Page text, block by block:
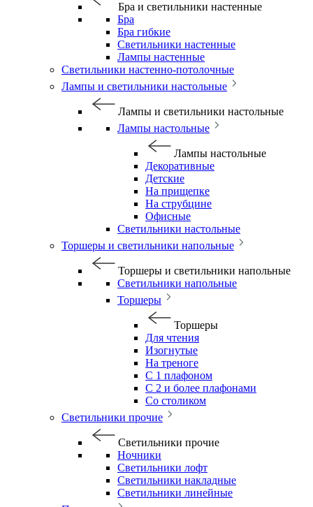
Бра и светильники настенные
Бра
Бра гибкие
Светильники настенные
Лампы настенные
Светильники настенно-потолочные
Лампы и светильники настольные
Лампы и светильники настольные
Лампы настольные
Лампы настольные
Декоративные
Детские
На прищепке
На струбцине
Офисные
Светильники настольные
Торшеры и светильники напольные
Торшеры и светильники напольные
Светильники напольные
Торшеры
Торшеры
Для чтения
Изогнутые
На треноге
С 1 плафоном
С 2 и более плафонами
Со столиком
Светильники прочие
Светильники прочие
Ночники
Светильники лофт
Светильники накладные
Светильники линейные